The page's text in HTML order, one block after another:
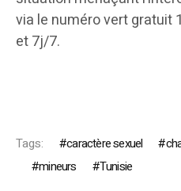
via le numéro vert gratuit
et 7j/7.
Tags: caractère sexuel
mineurs
Tunisie